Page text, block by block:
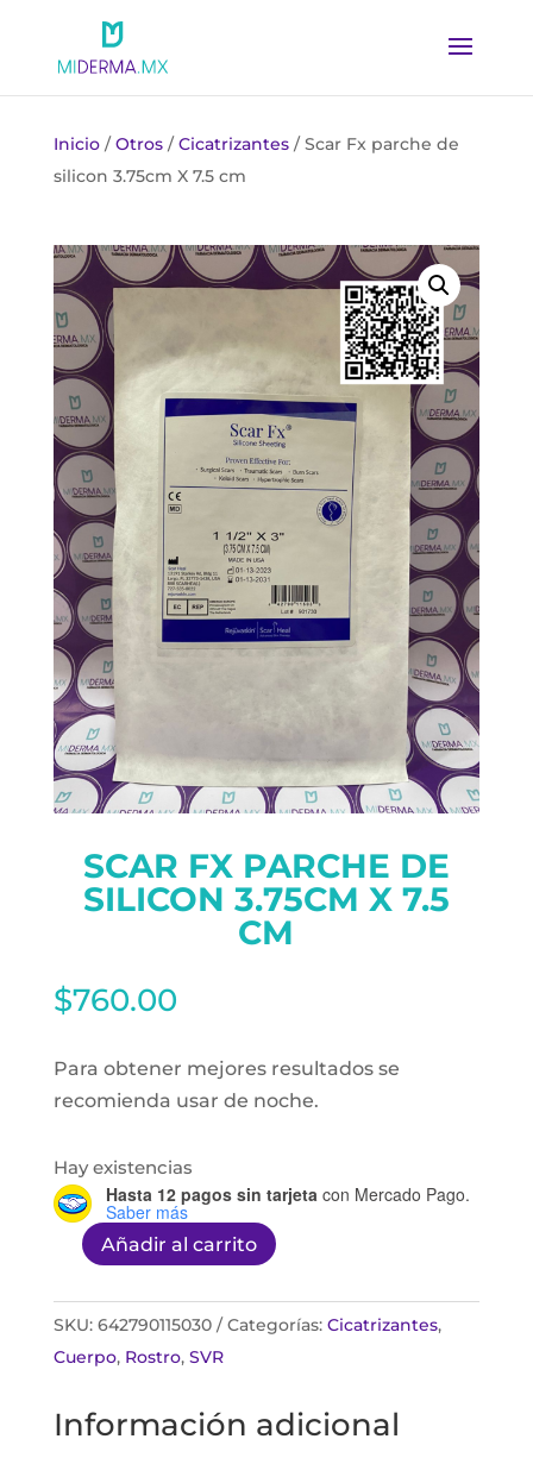
Inicio/Otros/Cicatrizantes/ Scar Fx parche de
silicon 3.75cm X 7.5 cm
SCAR FX PARCHE DE
SILICON 3.75CM X 7.5
CM
$760.00
Para obtener mejores resultados se
recomienda usar de noche.
Hay existencias
Hasta 12 pagos sin tarjeta con Mercado Pago.
Saber más
Scar
parche
de
3.75cm
Añadir al carrito
SKU: 642790115030 Categorías: Cicatrizantes,
Cuerpo, Rostro, SVR
Información adicional